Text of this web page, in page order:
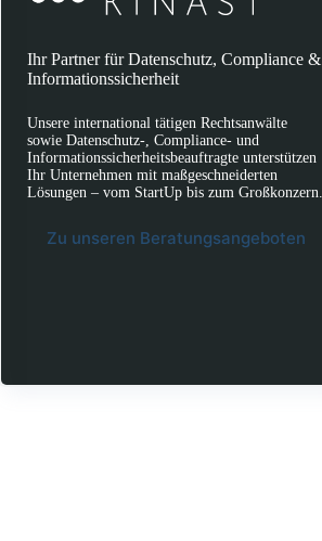
Ihr Partner für Datenschutz, Compliance &
Informationssicherheit
Unsere international tätigen Rechtsanwälte
sowie Datenschutz-, Compliance- und
Informationssicherheitsbeauftragte unterstützen
Ihr Unternehmen mit maßgeschneiderten
Lösungen – vom StartUp bis zum Großkonzern.
Zu unseren Beratungsangeboten